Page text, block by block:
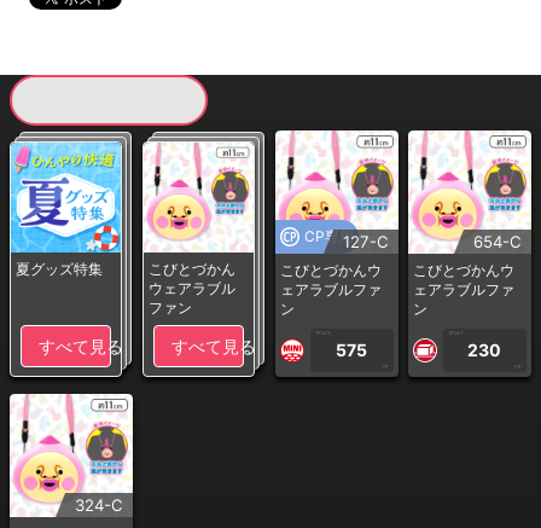
夏グッズ特集
すべて見る
こびとづかん
ウェアラブル
ファン
すべて見る
CP専用127-C
こびとづかんウ
ェアラブルファ
ン
1PLAY
575
CP
654-C
こびとづかんウ
ェアラブルファ
ン
1PLAY
230
CP
324-C